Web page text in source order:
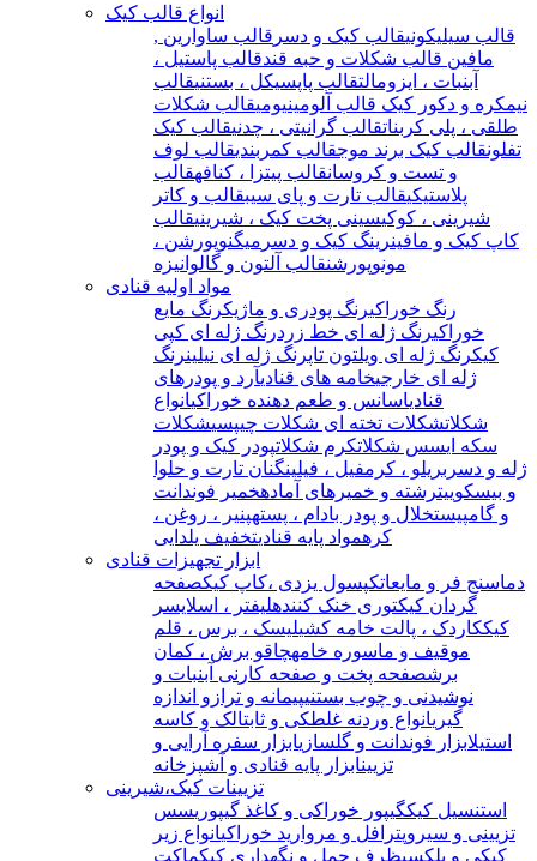
انواع قالب کیک
قالب سیلیکونیقالب کیک و دسر قالب ساوارین ,
مافین قالب شکلات و حبه قندقالب پاستیل ،
آبنبات ، ایزومالتقالب پاپسیکل ، بستنیقالب
نیمکره و دکور کیک قالب آلومینیومیقالب شکلات
طلقی ، پلی کربناتقالب گرانیتی ، چدنیقالب کیک
تفلونقالب کیک برند موجقالب کمربندیقالب لوف
و تست و کروسانقالب پیتزا ، کنافهقالب
پلاستیکیقالب تارت و پای سیبقالب و کاتر
شیرینی ، کوکیسینی پخت کیک ، شیرینیقالب
کاپ کیک و مافینرینگ کیک و دسر میگنوپورشن ،
مونوپورشنقالب آلتون و گالوانیزه
مواد اولیه قنادی
رنگ خوراکیرنگ پودری و ماژیکرنگ مایع
خوراکیرنگ ژله ای خط زردرنگ ژله ای کپی
کیکرنگ ژله ای ویلتون تاپرنگ ژله ای نیلینرنگ
ژله ای خارجیخامه های قنادیآرد و پودرهای
قنادیاسانس و طعم دهنده خوراکیانواع
شکلاتشکلات تخته ای شکلات چیپسیشکلات
سکه ایسس شکلاتکرم شکلاتپودر کیک و پودر
ژله و دسر بریلو ، کرمفیل ، فیلینگنان تارت و حلوا
و بیسکوییترشته و خمیرهای آمادهخمیر فوندانت
و گامپیستخلال و پودر بادام ، پستهپنیر ، روغن ،
کرهمواد پایه قنادیتخفیف یلدایی
ابزار تجهیزات قنادی
دماسنج فر و مایعاتکپسول یزدی ،کاپ کیکصفحه
گردان کیکتوری خنک کنندهلیفتر ، اسلایسر
کیککاردک ، پالت خامه کشیلیسک ، برس ، قلم
موقیف و ماسوره خامهچاقو برش ، کمان
برشصفحه پخت و صفحه کار نی آبنبات و
نوشیدنی و چوب بستنیپیمانه و ترازو اندازه
گیریانواع وردنه غلطکی و ثابتالک و کاسه
استیلابزار فوندانت و گلسازیابزار سفره آرایی و
تزیینابزار پایه قنادی و آشپزخانه
تزیینات کیک،شیرینی
استنسیل کیکگیپور خوراکی و کاغذ گیپوریسس
تزیینی و سیروپترافل و مروارید خوراکیانواع زیر
کیکی و پلکسیظرف حمل و نگهداری کیکماکت